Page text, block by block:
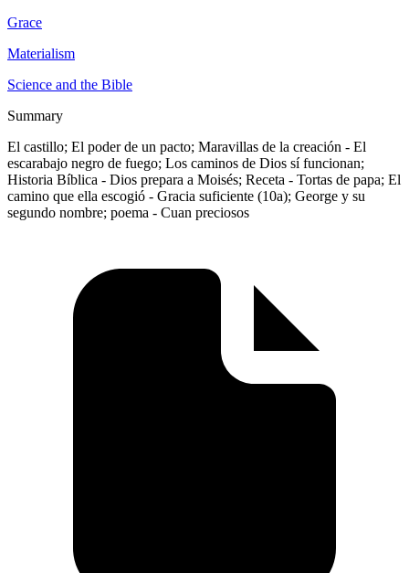
Grace
Materialism
Science and the Bible
Summary
El castillo; El poder de un pacto; Maravillas de la creación - El
escarabajo negro de fuego; Los caminos de Dios sí funcionan;
Historia Bíblica - Dios prepara a Moisés; Receta - Tortas de papa; El
camino que ella escogió - Gracia suficiente (10a); George y su
segundo nombre; poema - Cuan preciosos